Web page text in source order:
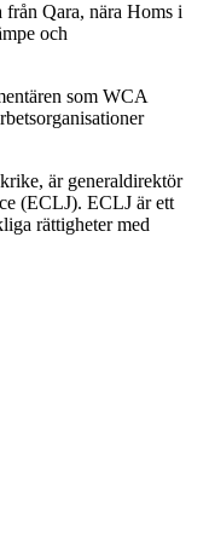
Qara, nära Homs i
och
som WCA
är generaldirektör
(ECLJ). ECLJ är ett
rättigheter med